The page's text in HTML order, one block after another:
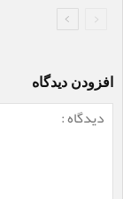
افزودن دیدگاه